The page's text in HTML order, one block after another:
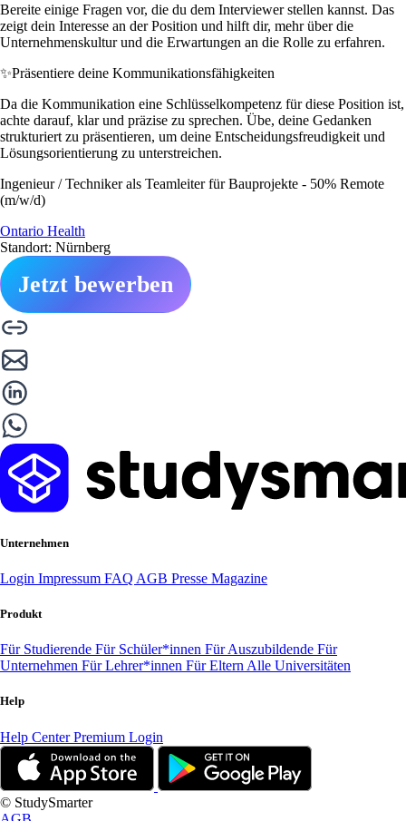
Bereite einige Fragen vor, die du dem Interviewer stellen kannst. Das
zeigt dein Interesse an der Position und hilft dir, mehr über die
Unternehmenskultur und die Erwartungen an die Rolle zu erfahren.
✨Präsentiere deine Kommunikationsfähigkeiten
Da die Kommunikation eine Schlüsselkompetenz für diese Position ist,
achte darauf, klar und präzise zu sprechen. Übe, deine Gedanken
strukturiert zu präsentieren, um deine Entscheidungsfreudigkeit und
Lösungsorientierung zu unterstreichen.
Ingenieur / Techniker als Teamleiter für Bauprojekte - 50% Remote
(m/w/d)
Ontario Health
Standort: Nürnberg
Jetzt bewerben
Unternehmen
Login Impressum FAQ AGB Presse Magazine
Produkt
Für Studierende Für Schüler*innen Für Auszubildende Für
Unternehmen Für Lehrer*innen Für Eltern Alle Universitäten
Help
Help CenterPremium Login
© StudySmarter